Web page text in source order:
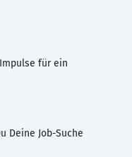
für ein
Deine Job-Suche